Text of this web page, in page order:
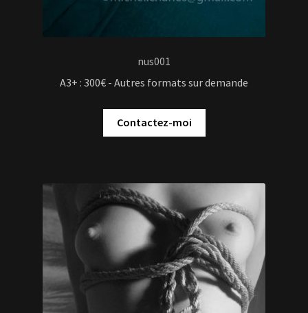
nus001
A3+ : 300€ - Autres formats sur demande
Contactez-moi